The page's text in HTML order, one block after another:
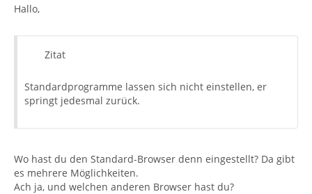
Hallo,
Zitat
Standardprogramme lassen sich nicht einstellen, er
springt jedesmal zurück.
Wo hast du den Standard-Browser denn eingestellt? Da gibt
es mehrere Möglichkeiten.
Ach ja, und welchen anderen Browser hast du?